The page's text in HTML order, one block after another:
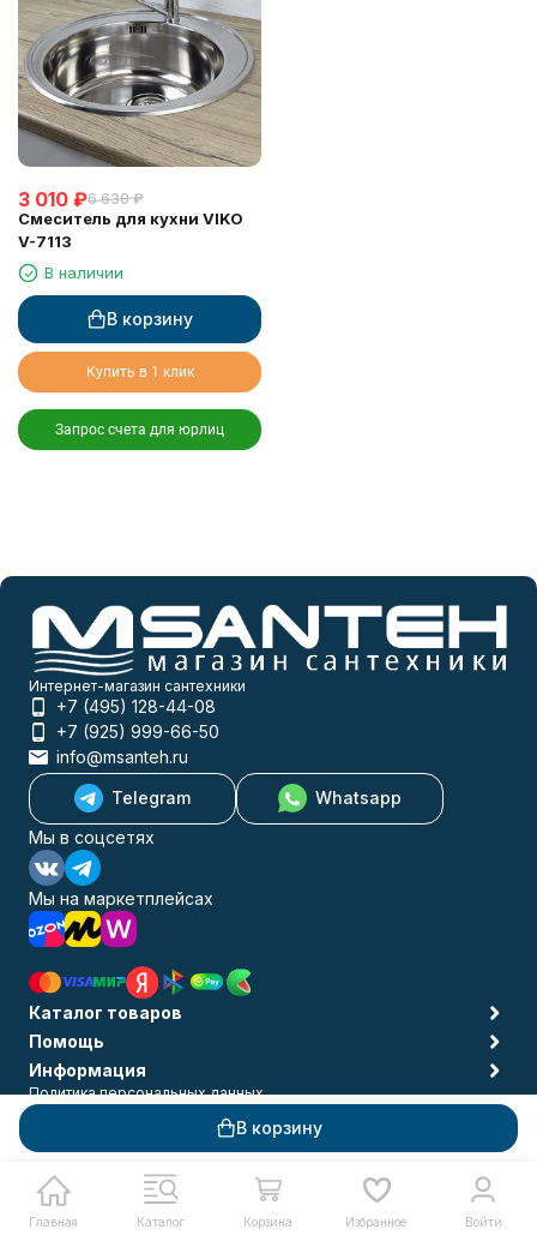
В корзину
3 010 ₽6 630 ₽
Смеситель для кухни VIKO
V-7113
В наличии
В корзину
Купить в 1 клик
Запрос счета для юрлиц
Главная Каталог Корзина Избранное Войти
Интернет-магазин сантехники
+7 (495) 128-44-08
+7 (925) 999-66-50
info@msanteh.ru
Telegram
Whatsapp
Мы в соцсетях
Мы на маркетплейсах
Каталог товаров
Помощь
Информация
Политика персональных данных
© 2009-2026 MSANTEH